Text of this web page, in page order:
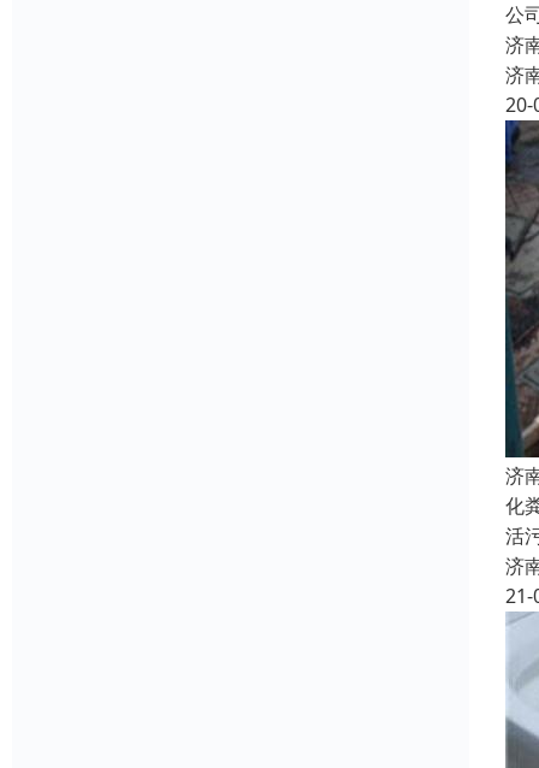
公
济
济
20-
济
化
活
济
21-